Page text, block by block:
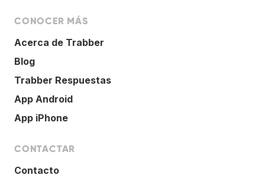
CONOCER MÁS
Acerca de Trabber
Blog
Trabber Respuestas
App Android
App iPhone
CONTACTAR
Contacto